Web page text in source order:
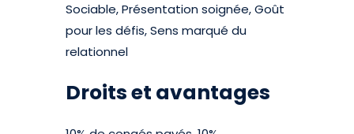
Sociable, Présentation soignée, Goût
pour les défis, Sens marqué du
relationnel
Droits et avantages